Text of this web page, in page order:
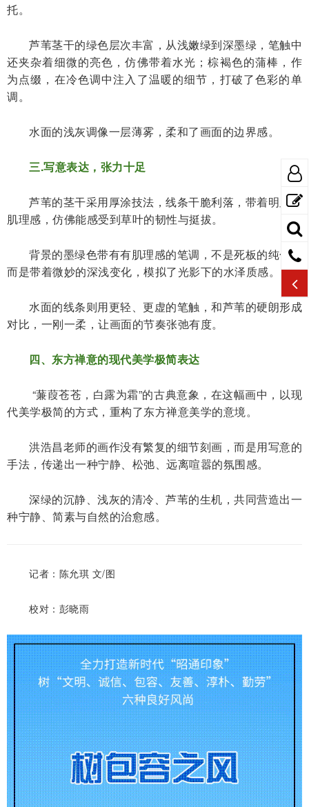
托。
芦苇茎干的绿色层次丰富，从浅嫩绿到深墨绿，笔触中
还夹杂着细微的亮色，仿佛带着水光；棕褐色的蒲棒，作
为点缀，在冷色调中注入了温暖的细节，打破了色彩的单
调。
水面的浅灰调像一层薄雾，柔和了画面的边界感。
三.写意表达，张力十足
芦苇的茎干采用厚涂技法，线条干脆利落，带着明显的
肌理感，仿佛能感受到草叶的韧性与挺拔。
背景的墨绿色带有有肌理感的笔调，不是死板的纯色，
而是带着微妙的深浅变化，模拟了光影下的水泽质感。
水面的线条则用更轻、更虚的笔触，和芦苇的硬朗形成
对比，一刚一柔，让画面的节奏张弛有度。
四、东方禅意的现代美学极简表达
“蒹葭苍苍，白露为霜”的古典意象，在这幅画中，以现
代美学极简的方式，重构了东方禅意美学的意境。
洪浩昌老师的画作没有繁复的细节刻画，而是用写意的
手法，传递出一种宁静、松弛、远离喧嚣的氛围感。
深绿的沉静、浅灰的清冷、芦苇的生机，共同营造出一
种宁静、简素与自然的治愈感。
记者：陈允琪 文/图
校对：彭晓雨